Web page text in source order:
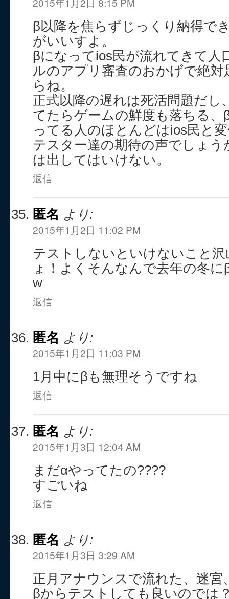
β以降を焦らずじっくり納得で
がいいすよ。
βになってios民が流れてきて人
ルのアプリ審査のおかげで絶
らね。
正式以降の遅れは死活問題だし
てたらゲームの鮮度も落ちる
ってる人のほとんどはios民と
テスター達の期待の声でしょう
は出してはいけない。
返信
匿名 より:
2015年1月2日 11:02 PM
テストしないといけないこと
ょ！よくそんなんで去年の冬
w
返信
匿名 より:
2015年1月2日 11:03 PM
1月中にβも無理そうですね
返信
匿名 より:
2015年1月3日 12:04 AM
まだαやってたの????
すごいね
返信
匿名 より:
2015年1月3日 3:29 AM
正月アナウンスで流れた、迷宮
βからテストしても良いのでは